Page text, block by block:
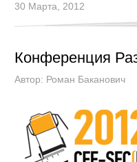
30 Марта, 2012
Конференция
Автор: Роман Баканович